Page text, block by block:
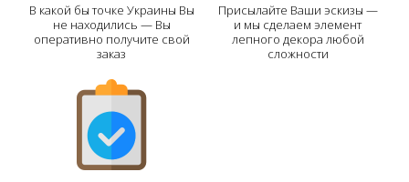
В какой бы точке Украины Вы
не находились — Вы
оперативно получите свой
заказ
Присылайте Ваши эскизы —
и мы сделаем элемент
лепного декора любой
сложности